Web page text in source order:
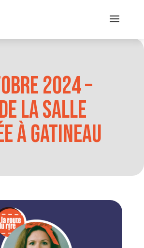
2024 –
la Salle
à Gatineau